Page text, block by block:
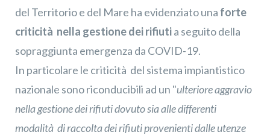
del Territorio e del Mare ha evidenziato una forte
criticità nella gestione dei rifiutia seguito della
sopraggiunta emergenza da COVID-19.
In particolare le criticità del sistema impiantistico
nazionale sono riconducibili ad un "ulteriore aggravio
nella gestione dei rifiuti dovuto sia alle differenti
modalità di raccolta dei rifiuti provenienti dalle utenze